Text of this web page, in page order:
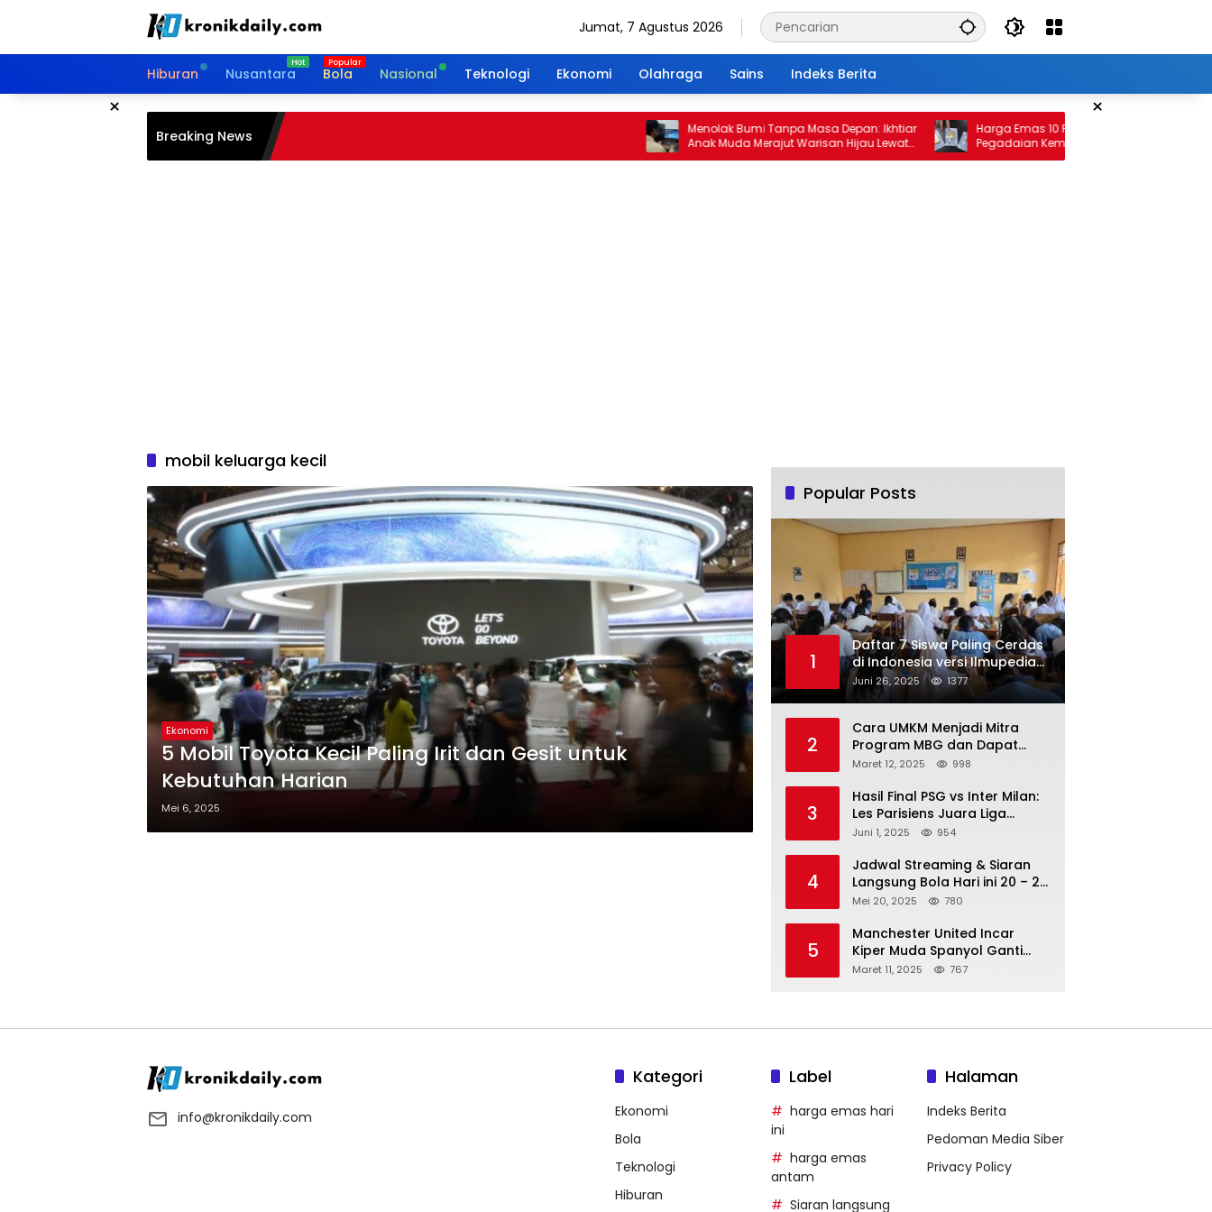
Jumat, 7 Agustus 2026
Hiburan Nusantara Bola Nasional Teknologi Ekonomi Olahraga Sains Indeks Berita
× ×
Breaking News
Menolak Bumi Tanpa Masa Depan: Ikhtiar
Anak Muda Merajut Warisan Hijau Lewat
Portal Waktu
Harga Emas 10 Februari 2026: Antam dan
Pegadaian Kembali Melonjak
mobil keluarga kecil
Ekonomi
5 Mobil Toyota Kecil Paling Irit dan Gesit untuk
Kebutuhan Harian
Mei 6, 2025
Popular Posts
1
Daftar 7 Siswa Paling Cerdas
di Indonesia versi Ilmupedia
Tryout UTBK 2025
Juni 26, 2025 1377
2
Cara UMKM Menjadi Mitra
Program MBG dan Dapat
Modal Hingga Rp500 Juta
Maret 12, 2025 998
3
Hasil Final PSG vs Inter Milan:
Les Parisiens Juara Liga
Champions 2025 usai Bantai il
Juni 1, 2025 954
4
Jadwal Streaming & Siaran
Langsung Bola Hari ini 20 – 21
Mei 2025: Manchester City vs
Mei 20, 2025 780
5
Manchester United Incar
Kiper Muda Spanyol Ganti
Andre Onana
Maret 11, 2025 767
info@kronikdaily.com
Kategori
Ekonomi
Bola
Teknologi
Hiburan
Label
harga emas hari
ini
harga emas
antam
Siaran langsung
Halaman
Indeks Berita
Pedoman Media Siber
Privacy Policy